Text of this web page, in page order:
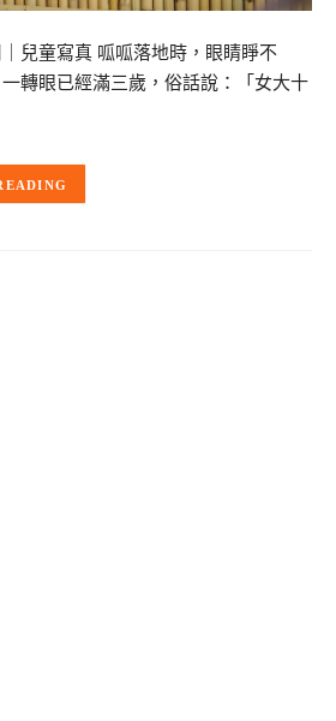
兒童寫真 呱呱落地時，眼睛睜不
轉眼已經滿三歲，俗話說：「女大十